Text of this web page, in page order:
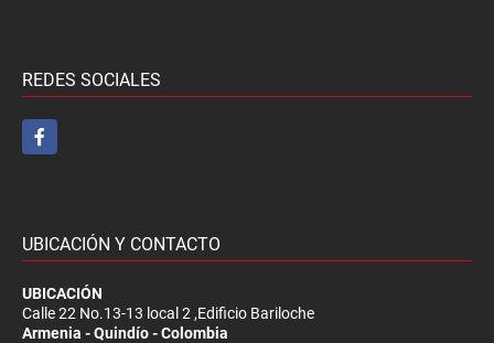
REDES SOCIALES
Facebook
UBICACIÓN Y CONTACTO
UBICACIÓN
Calle 22 No.13-13 local 2 ,Edificio Bariloche
Armenia - Quindío - Colombia